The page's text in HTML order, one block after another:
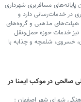
پایانه‌های مسافربری شهرداری
در خدمات‌رسانی دارد و
مذهبی و گروه‌های
خدمات حوزه حمل‌ونقل
خسروی، شلمچه و چذابه با
در موکب ایمنا در
شورای شهر اصفهان :